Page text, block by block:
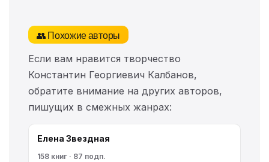
👥 Похожие авторы
Если вам нравится творчество
Константин Георгиевич Калбанов,
обратите внимание на других авторов,
пишущих в смежных жанрах:
Елена Звездная
158 книг · 87 подп.